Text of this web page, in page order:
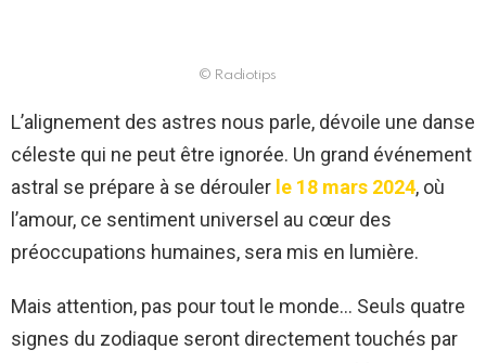
© Radiotips
L’alignement des astres nous parle, dévoile une danse
céleste qui ne peut être ignorée. Un grand événement
astral se prépare à se dérouler le 18 mars 2024, où
l’amour, ce sentiment universel au cœur des
préoccupations humaines, sera mis en lumière.
Mais attention, pas pour tout le monde… Seuls quatre
signes du zodiaque seront directement touchés par